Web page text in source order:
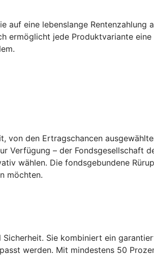
eine lebenslange
jede Produktvariante
von den Ertragschancen
Verfügung – der Fondsgesellschaft
wählen. Die fondsgebundene
möchten.
Sie kombiniert ein
werden. Mit mindestens 50